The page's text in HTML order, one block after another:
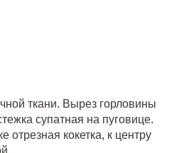
ткани. Вырез горловины
супатная на пуговице.
кокетка, к центру